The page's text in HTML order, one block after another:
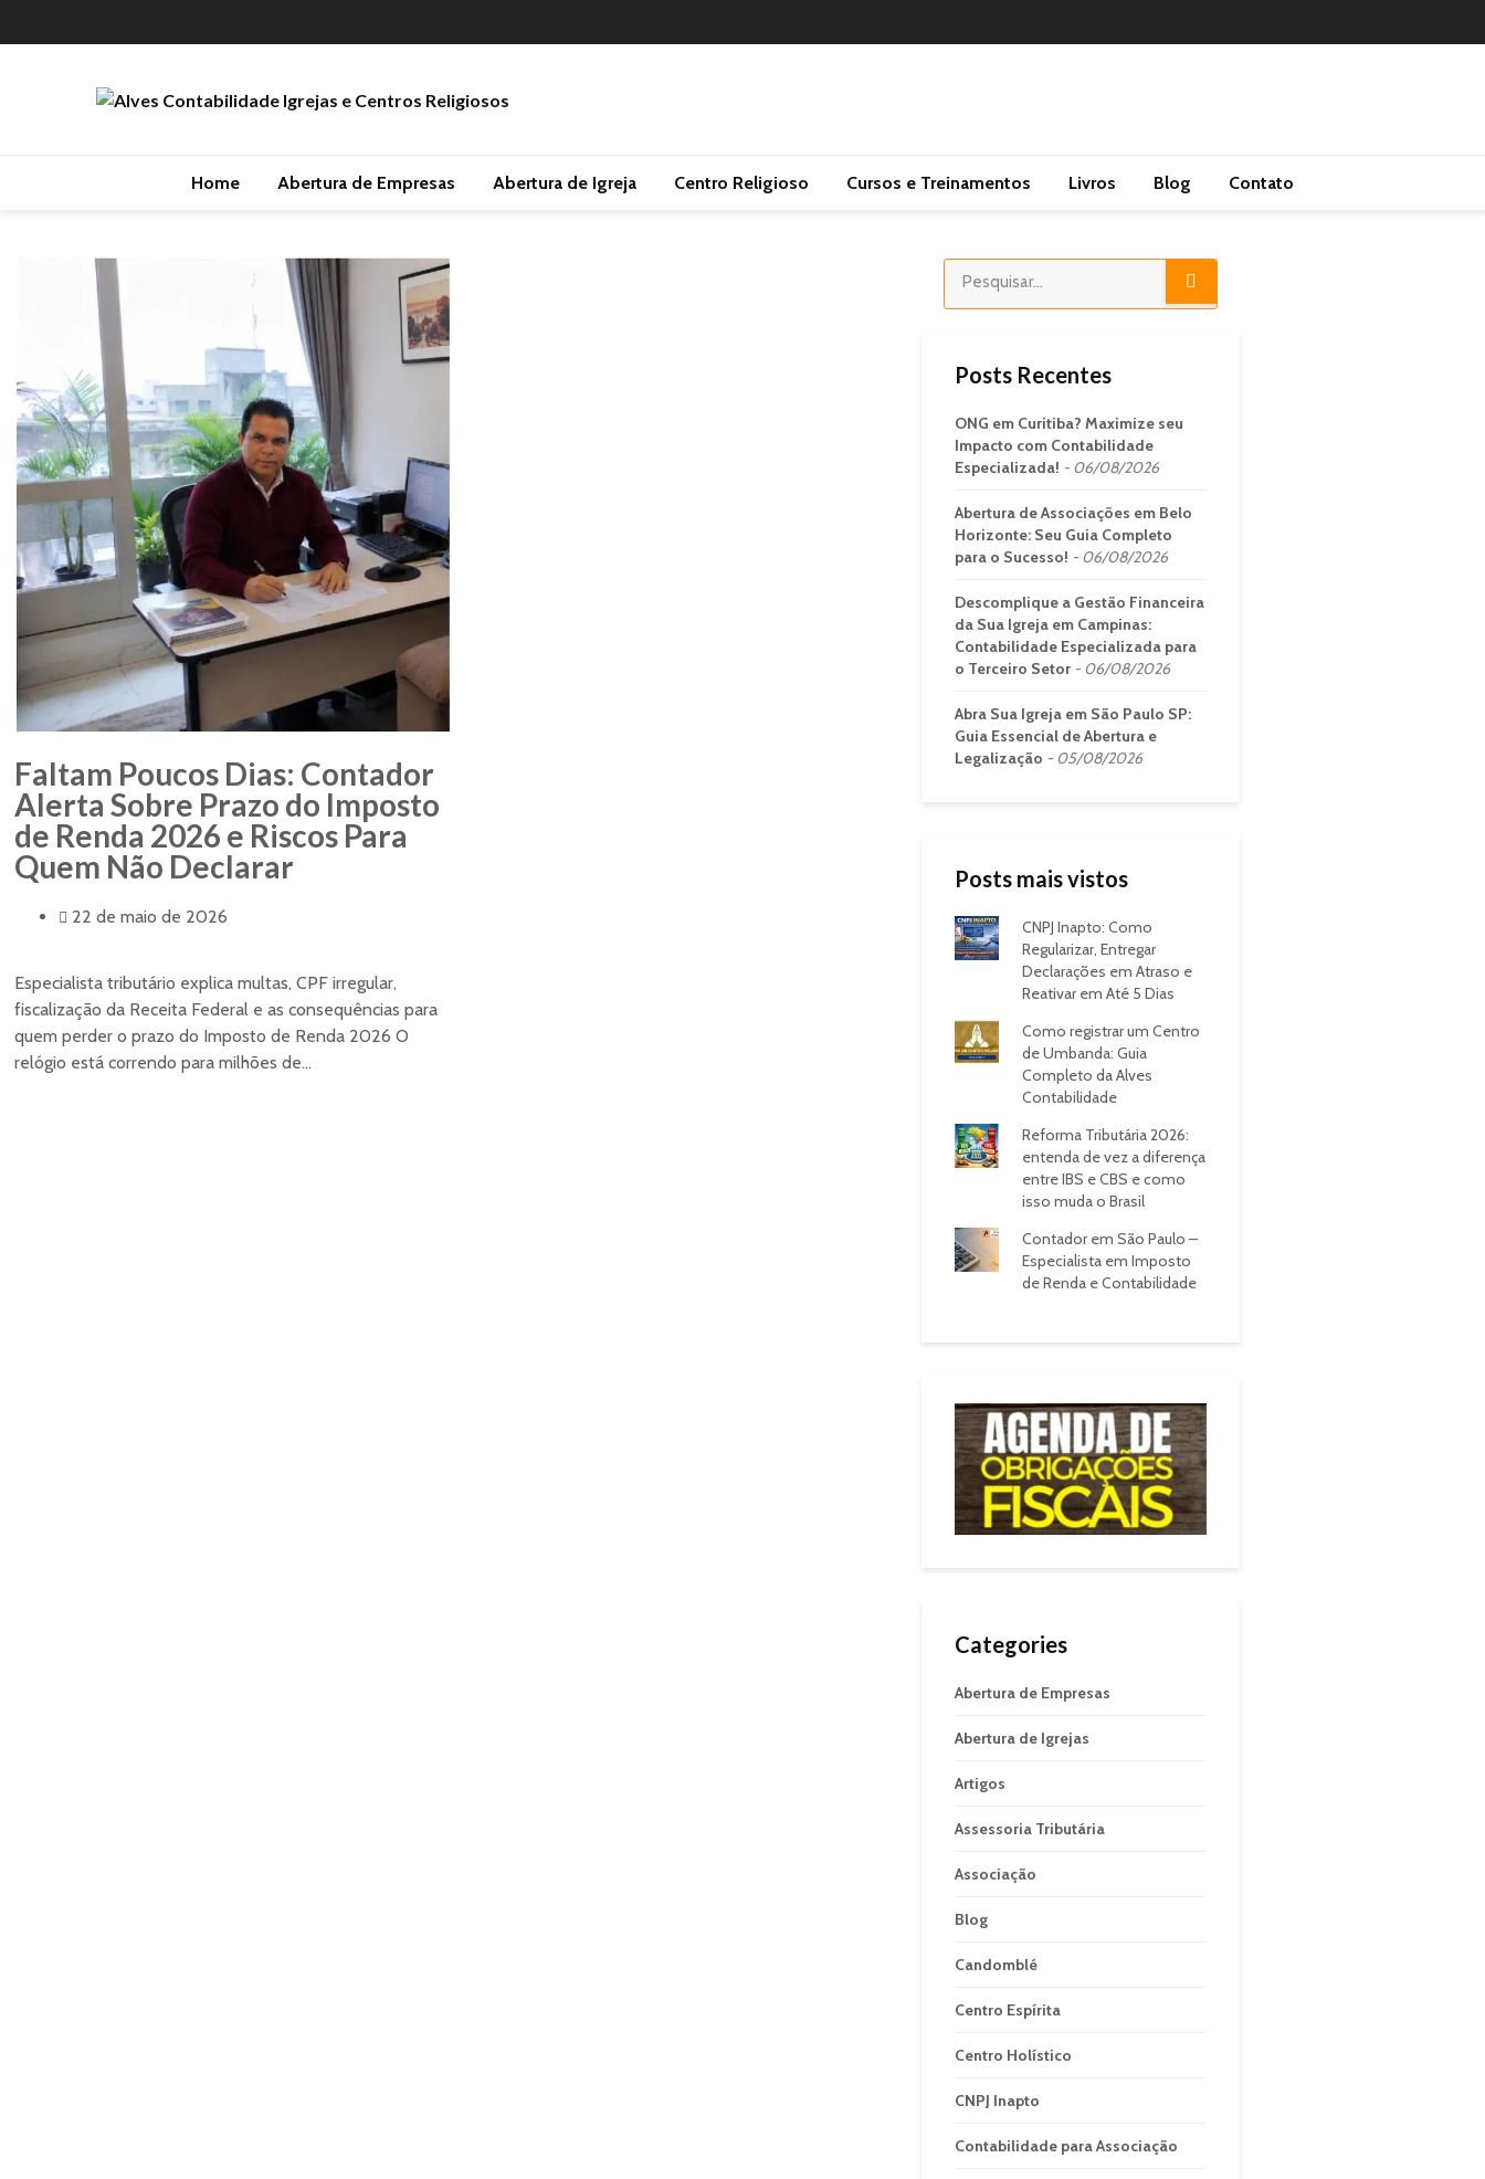
Home Abertura de Empresas Abertura de Igreja Centro Religioso Cursos e Treinamentos Livros Blog Contato
Faltam Poucos Dias: Contador
Alerta Sobre Prazo do Imposto
de Renda 2026 e Riscos Para
Quem Não Declarar
22 de maio de 2026
Especialista tributário explica multas, CPF irregular,
fiscalização da Receita Federal e as consequências para
quem perder o prazo do Imposto de Renda 2026 O
relógio está correndo para milhões de...
Posts Recentes
ONG em Curitiba? Maximize seu
Impacto com Contabilidade
Especializada!
06/08/2026
Abertura de Associações em Belo
Horizonte: Seu Guia Completo
para o Sucesso!
06/08/2026
Descomplique a Gestão Financeira
da Sua Igreja em Campinas:
Contabilidade Especializada para
o Terceiro Setor
06/08/2026
Abra Sua Igreja em São Paulo SP:
Guia Essencial de Abertura e
Legalização
05/08/2026
Posts mais vistos
CNPJ Inapto: Como
Regularizar, Entregar
Declarações em Atraso e
Reativar em Até 5 Dias
Como registrar um Centro
de Umbanda: Guia
Completo da Alves
Contabilidade
Reforma Tributária 2026:
entenda de vez a diferença
entre IBS e CBS e como
isso muda o Brasil
Contador em São Paulo –
Especialista em Imposto
de Renda e Contabilidade
Categories
Abertura de Empresas
Abertura de Igrejas
Artigos
Assessoria Tributária
Associação
Blog
Candomblé
Centro Espírita
Centro Holístico
CNPJ Inapto
Contabilidade para Associação